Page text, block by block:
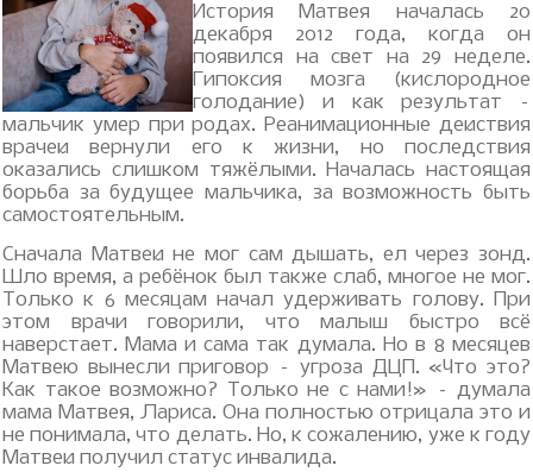
История Матвея началась 20
декабря 2012 года, когда он
появился на свет на 29 неделе.
Гипоксия мозга (кислородное
голодание) и как результат –
мальчик умер при родах. Реанимационные действия
врачей вернули его к жизни, но последствия
оказались слишком тяжёлыми. Началась настоящая
борьба за будущее мальчика, за возможность быть
самостоятельным.
Сначала Матвей не мог сам дышать, ел через зонд.
Шло время, а ребёнок был также слаб, многое не мог.
Только к 6 месяцам начал удерживать голову. При
этом врачи говорили, что малыш быстро всё
наверстает. Мама и сама так думала. Но в 8 месяцев
Матвею вынесли приговор – угроза ДЦП. «Что это?
Как такое возможно? Только не с нами!»
– думала
мама Матвея, Лариса. Она полностью отрицала это и
не понимала, что делать. Но, к сожалению, уже к году
Матвей получил статус инвалида.